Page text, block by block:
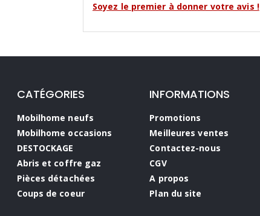
Soyez le premier à donner votre avis !
CATÉGORIES
Mobilhome neufs
Mobilhome occasions
DESTOCKAGE
Abris et coffre gaz
Pièces détachées
Coups de coeur
INFORMATIONS
Promotions
Meilleures ventes
Contactez-nous
CGV
A propos
Plan du site